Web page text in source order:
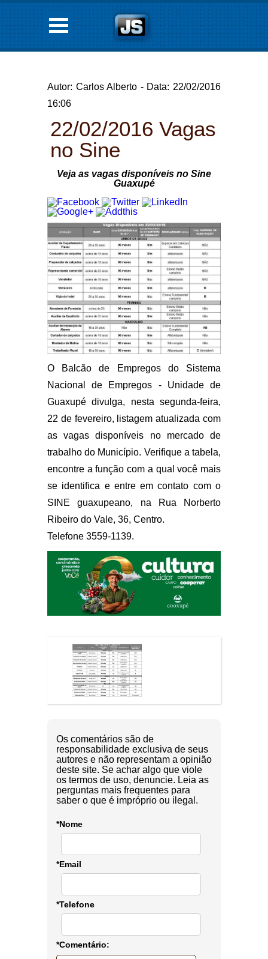
Autor: Carlos Alberto - Data: 22/02/2016
16:06
22/02/2016 Vagas
no Sine
Veja as vagas disponíveis no Sine
Guaxupé
O Balcão de Empregos do Sistema
Nacional de Empregos - Unidade de
Guaxupé divulga, nesta segunda-feira,
22 de fevereiro, listagem atualizada com
as vagas disponíveis no mercado de
trabalho do Município. Verifique a tabela,
encontre a função com a qual você mais
se identifica e entre em contato com o
SINE guaxupeano, na Rua Norberto
Ribeiro do Vale, 36, Centro.
Telefone 3559-1139.
Os comentários são de
responsabilidade exclusiva de seus
autores e não representam a opinião
deste site. Se achar algo que viole
os termos de uso, denuncie. Leia as
perguntas mais frequentes para
saber o que é impróprio ou ilegal.
*Nome
*Email
*Telefone
*Comentário: